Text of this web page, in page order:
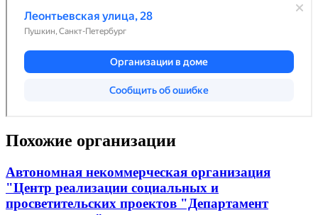
Похожие организации
Автономная некоммерческая организация
"Центр реализации социальных и
просветительских проектов "Департамент